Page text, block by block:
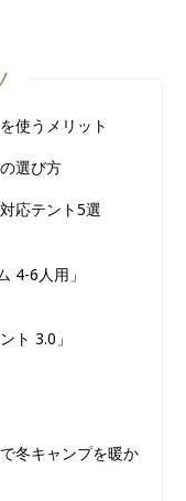
使うメリット
選び方
応テント5選
4-6人用」
ト 3.0」
冬キャンプを暖か